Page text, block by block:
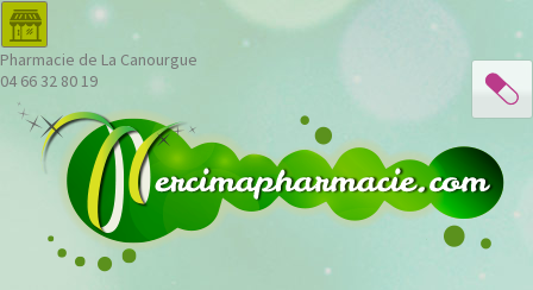
Pharmacie de La Canourgue
04 66 32 80 19